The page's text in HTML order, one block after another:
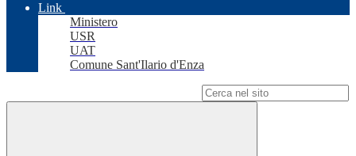
Link
Ministero
USR
UAT
Comune Sant'Ilario d'Enza